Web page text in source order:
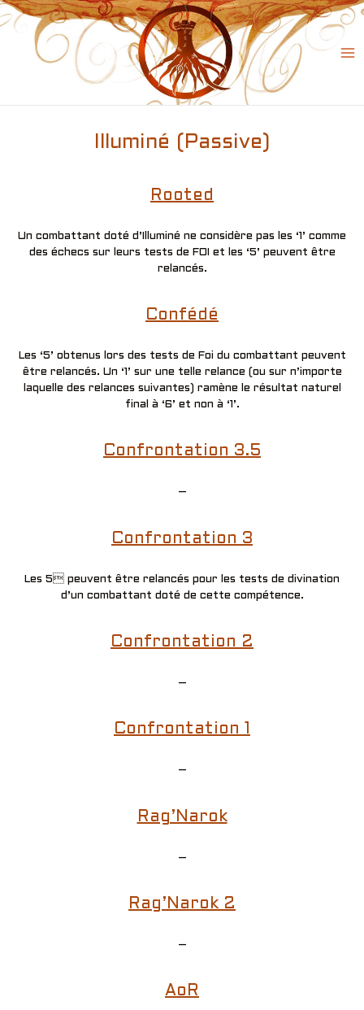
Skip
to
content
Illuminé (Passive)
Rooted
Un combattant doté d’Illuminé ne considère pas les ‘1’ comme
des échecs sur leurs tests de FOI et les ‘5’ peuvent être
relancés.
Confédé
Les ‘5’ obtenus lors des tests de Foi du combattant peuvent
être relancés. Un ‘1’ sur une telle relance (ou sur n’importe
laquelle des relances suivantes) ramène le résultat naturel
final à ‘6’ et non à ‘1’.
Confrontation 3.5
–
Confrontation 3
Les 5 peuvent être relancés pour les tests de divination
d’un combattant doté de cette compétence.
Confrontation 2
–
Confrontation 1
–
Rag’Narok
–
Rag’Narok 2
–
AoR